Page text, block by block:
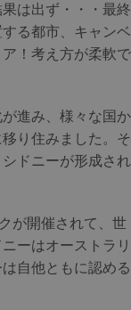
は出ず・・・最終
る都市、キャンベ
！考え方が柔軟で
進み、様々な国か
り住みました。そ
ドニーが形成され
が開催されて、世
ーはオーストラリ
自他ともに認める